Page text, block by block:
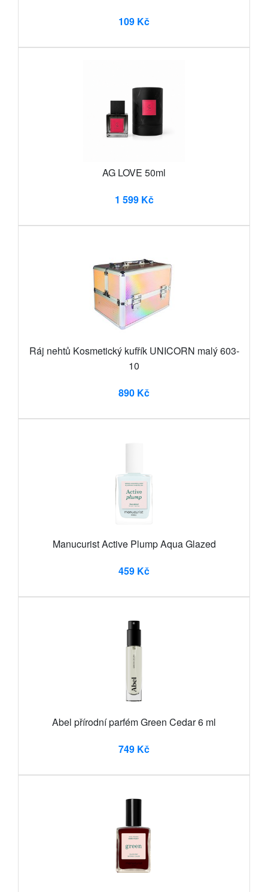
109 Kč
AG LOVE 50ml
1 599 Kč
Ráj nehtů Kosmetický kufřík UNICORN malý 603-
10
890 Kč
Manucurist Active Plump Aqua Glazed
459 Kč
Abel přírodní parfém Green Cedar 6 ml
749 Kč